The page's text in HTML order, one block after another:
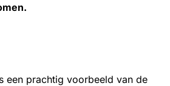
een prachtig voorbeeld van de